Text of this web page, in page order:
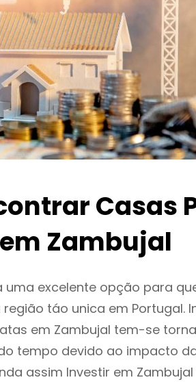
Casas
Zambujal
uma excelente opção para
táo unica em Portugal.
em Zambujal tem-se
tempo devido ao impacto
assim Investir em